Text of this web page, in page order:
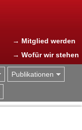
→ Mitglied werden
→ Wofür wir stehen
Publikationen